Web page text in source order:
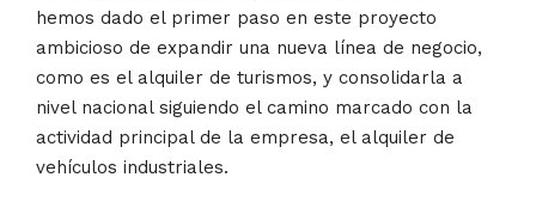
hemos dado el primer paso en este proyecto
ambicioso de expandir una nueva línea de negocio,
como es el alquiler de turismos, y consolidarla a
nivel nacional siguiendo el camino marcado con la
actividad principal de la empresa, el alquiler de
vehículos industriales.